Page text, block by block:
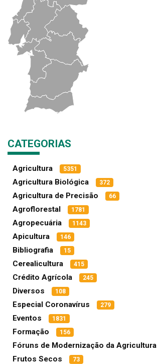
CATEGORIAS
Agricultura 5351
Agricultura Biológica 372
Agricultura de Precisão 66
Agroflorestal 1781
Agropecuária 1143
Apicultura 146
Bibliografia 15
Cerealicultura 415
Crédito Agrícola 245
Diversos 108
Especial Coronavírus 279
Eventos 1831
Formação 156
Fóruns de Modernização da Agricultura
Frutos Secos 73